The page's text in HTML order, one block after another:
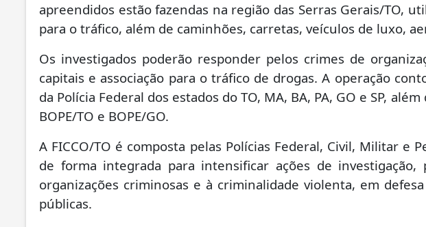
apreendidos estão fazendas na região das Serras Gerais/TO,
para o tráfico, além de caminhões, carretas, veículos de luxo,
Os investigados poderão responder pelos crimes de
capitais e associação para o tráfico de drogas.A operação
da Polícia Federal dos estados do TO, MA, BA, PA, GO e SP, além
BOPE/TO e BOPE/GO.
A FICCO/TO é composta pelas Polícias Federal, Civil, Militar e
de forma integrada para intensificar ações de investigação,
organizações criminosas e à criminalidade violenta, em
públicas.